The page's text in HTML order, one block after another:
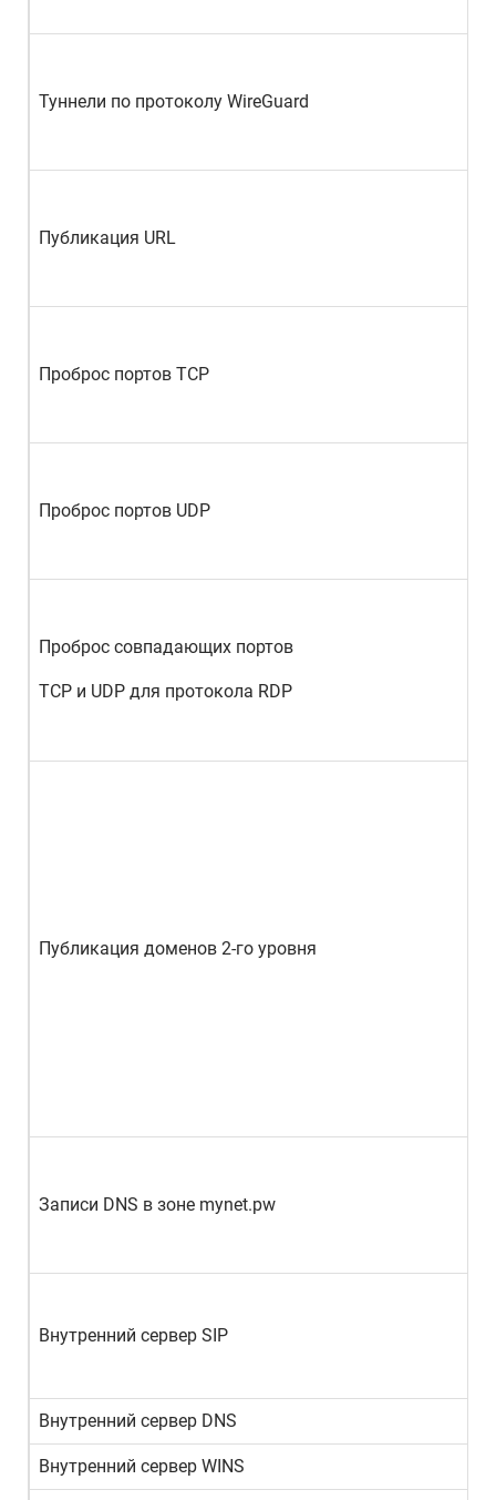
Туннели по протоколу WireGuard
Публикация URL
Проброс портов TCP
Проброс портов UDP
Проброс совпадающих портов
TCP и UDP для протокола RDP
Публикация доменов 2-го уровня
Записи DNS в зоне mynet.pw
Внутренний сервер SIP
Внутренний сервер DNS
Внутренний сервер WINS